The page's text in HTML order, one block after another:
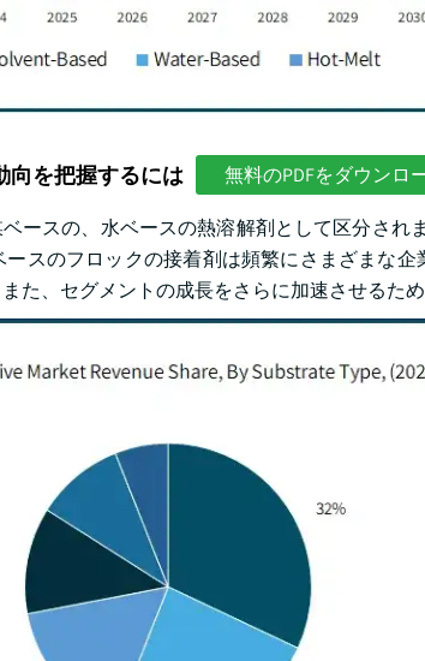
向を把握するには 無料のPDFをダウンロ
ースの、水ベースの熱溶解剤として区分され
スのフロックの接着剤は頻繁にさまざまな
た、セグメントの成長をさらに加速させるた